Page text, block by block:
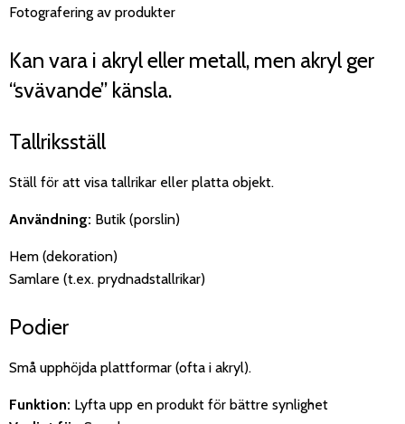
Fotografering av produkter
Kan vara i akryl eller metall, men akryl ger
“svävande” känsla.
Tallriksställ
Ställ för att visa tallrikar eller platta objekt.
Användning: Butik (porslin)
Hem (dekoration)
Samlare (t.ex. prydnadstallrikar)
Podier
Små upphöjda plattformar (ofta i akryl).
Funktion: Lyfta upp en produkt för bättre synlighet